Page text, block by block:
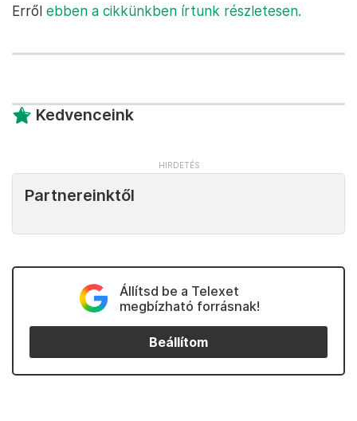
Erről ebben a cikkünkben írtunk részletesen.
Kedvenceink
Partnereinktől
Állítsd be a Telexet
megbízható forrásnak!
Beállítom